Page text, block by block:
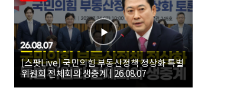
[스팟Live] 국민의힘 부동산정책 정상화 특별
위원회 전체회의 생중계 | 26.08.07